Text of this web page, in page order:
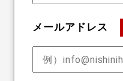
メールアドレス